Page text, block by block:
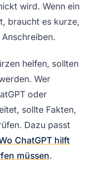
wird. Wenn ein
braucht es kurze,
helfen, sollten
Wer
oder
sollte Fakten,
Dazu passt
ChatGPT hilft
müssen.